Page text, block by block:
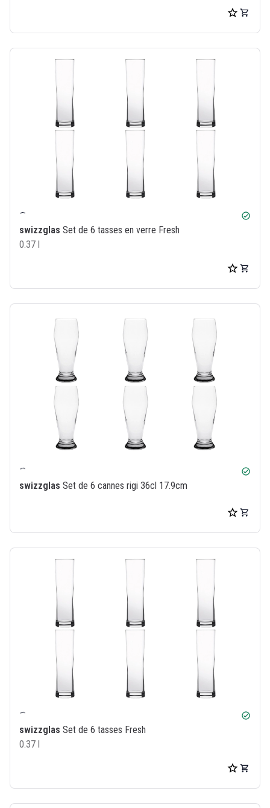
check_circle
swizzglas Set de 6 tasses en verre Fresh
0.37 l
check_circle
swizzglas Set de 6 cannes rigi 36cl 17.9cm
check_circle
swizzglas Set de 6 tasses Fresh
0.37 l